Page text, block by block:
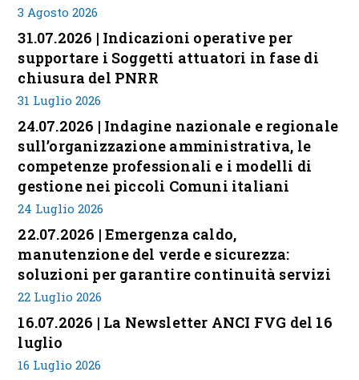
3 Agosto 2026
31.07.2026 | Indicazioni operative per
supportare i Soggetti attuatori in fase di
chiusura del PNRR
31 Luglio 2026
24.07.2026 | Indagine nazionale e regionale
sull’organizzazione amministrativa, le
competenze professionali e i modelli di
gestione nei piccoli Comuni italiani
24 Luglio 2026
22.07.2026 | Emergenza caldo,
manutenzione del verde e sicurezza:
soluzioni per garantire continuità servizi
22 Luglio 2026
16.07.2026 | La Newsletter ANCI FVG del 16
luglio
16 Luglio 2026